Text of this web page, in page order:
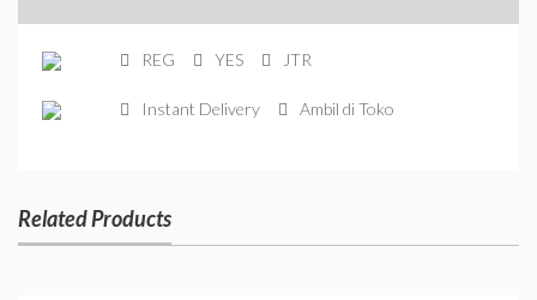
REG YES JTR
Instant Delivery Ambil di Toko
Related Products